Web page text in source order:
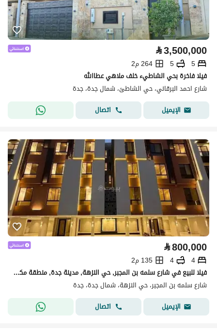
⃁3,500,000
5
5
264 م2
فيلا فاخرة بحي الشاطيء خلف ملاهي عطاالله
شارع احمد البرقاني، حي الشاطئ، شمال جدة، جدة
الإيميل
اتصال
⃁800,000
4
4
135 م2
فيلا للبيع في شارع سلمه بن المجبر, حي النزهة, مدينة جدة, منطقة مكة المكرمة
شارع سلمه بن المجبر، حي النزهة، شمال جدة، جدة
الإيميل
اتصال